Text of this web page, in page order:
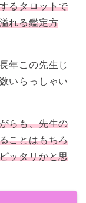
るタロットで
れる鑑定方
年この先生じ
いらっしゃい
らも、先生の
ことはもちろ
ッタリかと思